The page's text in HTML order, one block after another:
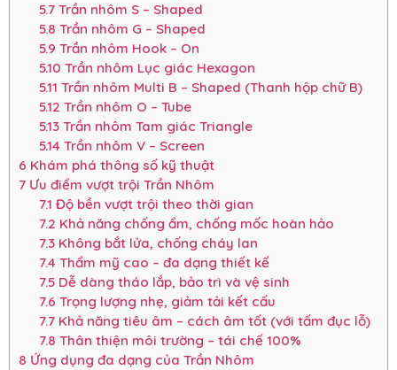
5.7Trần nhôm S – Shaped
5.8 Trần nhôm G – Shaped
5.9 Trần nhôm Hook – On
5.10 Trần nhôm Lục giác Hexagon
5.11 Trần nhôm Multi B – Shaped (Thanh hộp chữ B)
5.12 Trần nhôm O – Tube
5.13Trần nhôm Tam giác Triangle
5.14 Trần nhôm V – Screen
6 Khám phá thông số kỹ thuật
7 Ưu điểm vượt trội Trần Nhôm
7.1 Độ bền vượt trội theo thời gian
7.2 Khả năng chống ẩm, chống mốc hoàn hảo
7.3Không bắt lửa, chống cháy lan
7.4 Thẩm mỹ cao – đa dạng thiết kế
7.5Dễ dàng tháo lắp, bảo trì và vệ sinh
7.6 Trọng lượng nhẹ, giảm tải kết cấu
7.7Khả năng tiêu âm – cách âm tốt (với tấm đục lỗ)
7.8 Thân thiện môi trường – tái chế 100%
8 Ứng dụng đa dạng của Trần Nhôm